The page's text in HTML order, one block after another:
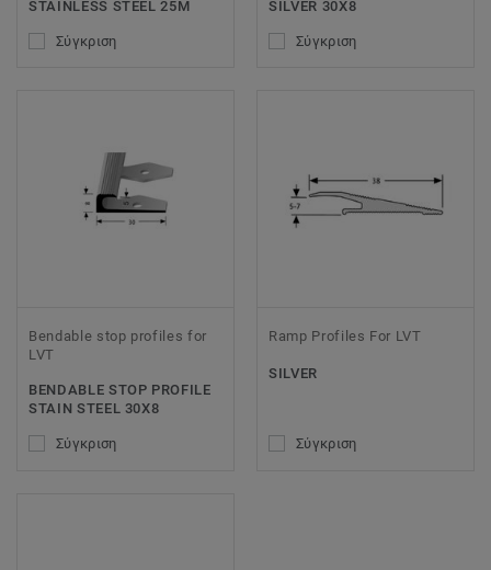
STAINLESS STEEL 25M
Σύγκριση
SILVER 30X8
Σύγκριση
Bendable stop profiles for
LVT
BENDABLE STOP PROFILE
STAIN STEEL 30X8
Σύγκριση
Ramp Profiles For LVT
SILVER
Σύγκριση